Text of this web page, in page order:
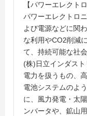
【パワーエレクト
パワーエレクトロ
よび電源などに関
な利用やCO2削減
て、持続可能な社
(株)日立インダス
電力を扱うもの、
電池システムのよ
に、風力発電・太
ンバータや、鉱山